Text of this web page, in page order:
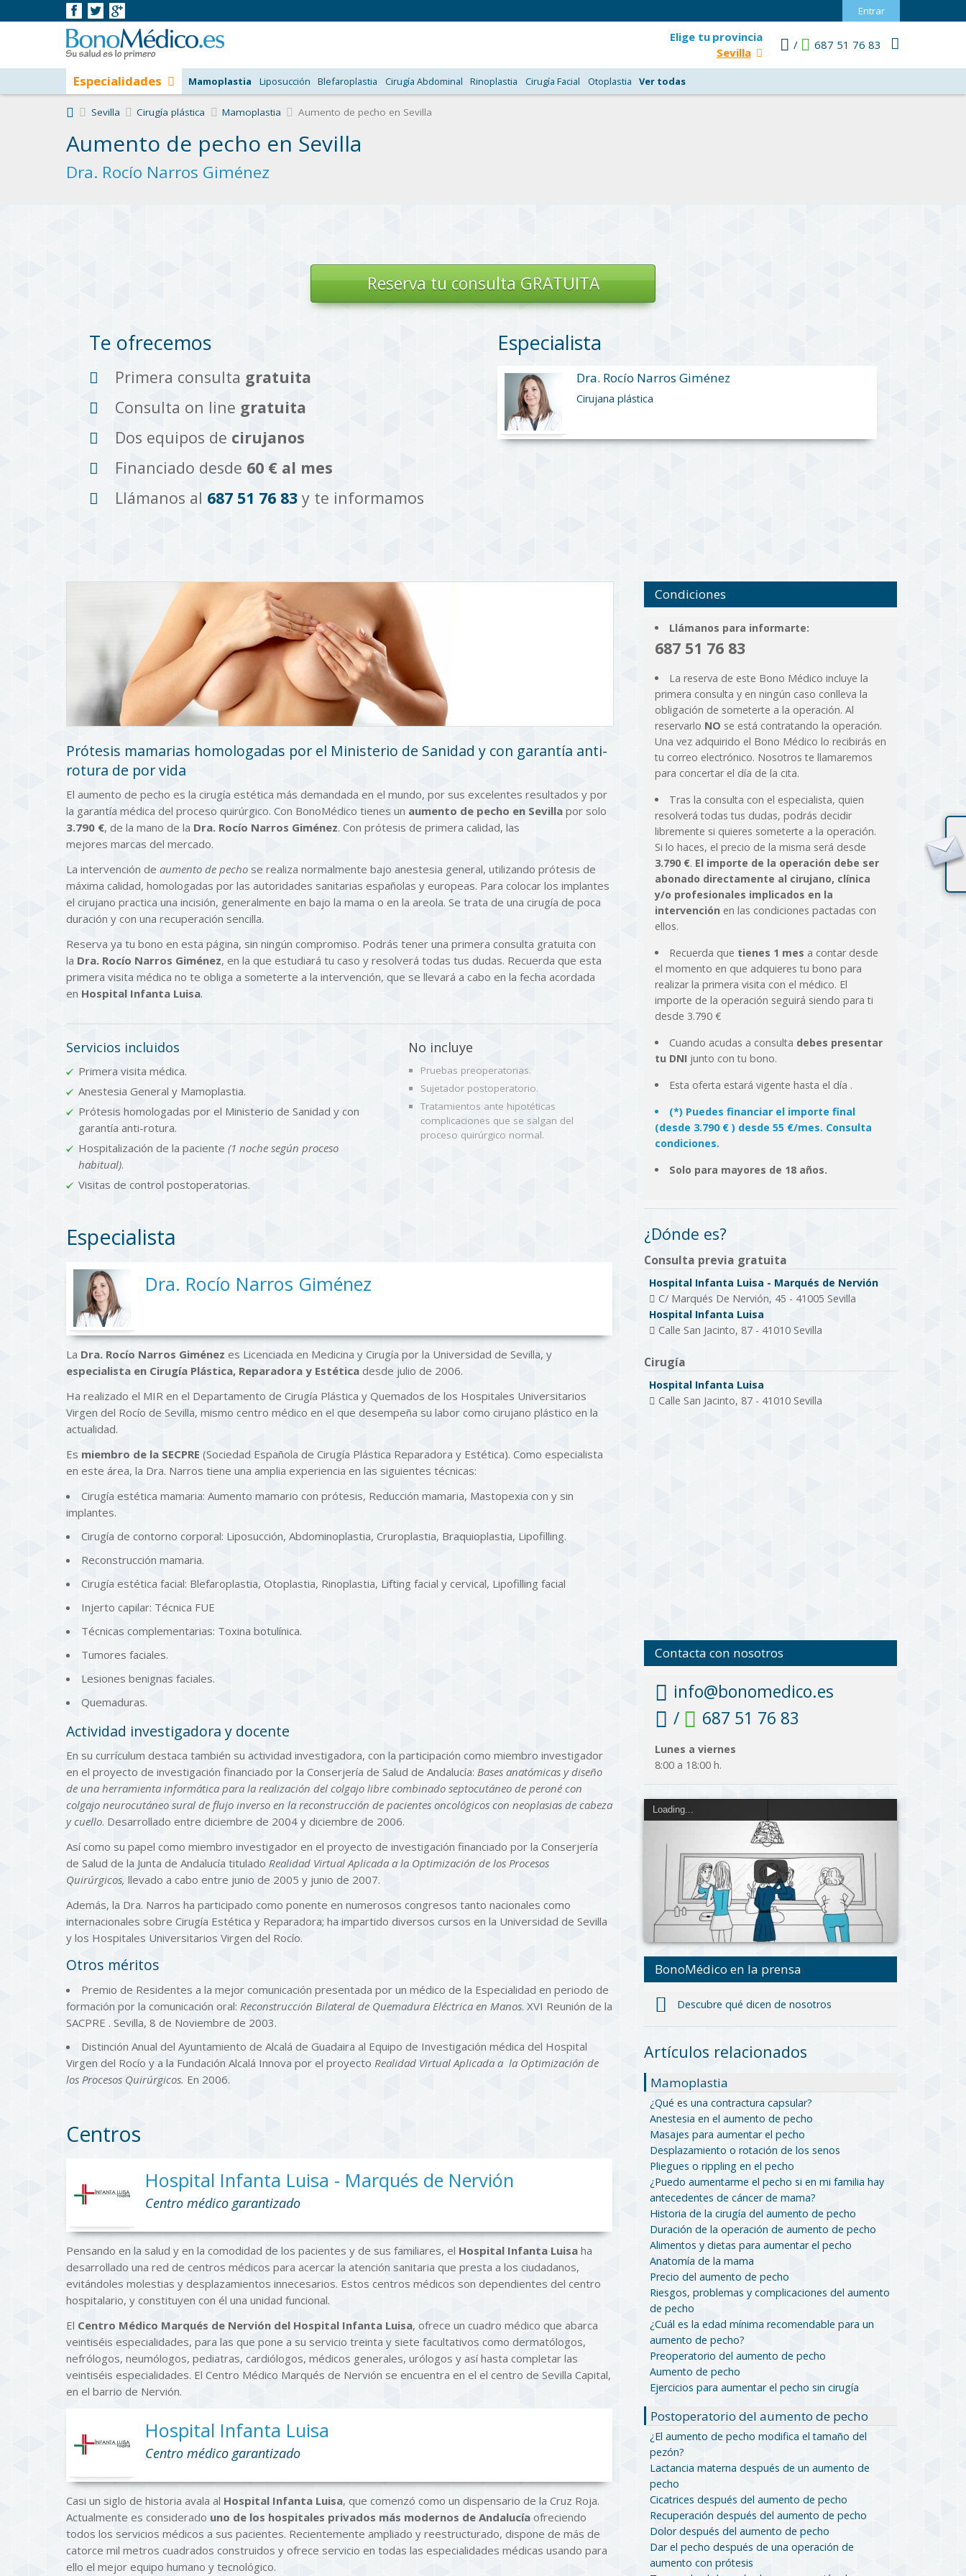
Entrar
Elige tu provincia
Sevilla
/ 687 51 76 83
Sevilla Cirugía plástica Mamoplastia Aumento de pecho en Sevilla
Aumento de pecho en Sevilla
Dra. Rocío Narros Giménez
Reserva tuconsulta GRATUITA
Te ofrecemos
Primera consulta gratuita
Consulta on line gratuita
Dos equipos de cirujanos
Financiado desde 60 € al mes
Llámanos al 687 51 76 83 y te informamos
Especialista
Dra. Rocío Narros Giménez
Cirujana plástica
Prótesis mamarias homologadas por el Ministerio de Sanidad y con garantía anti-
rotura de por vida
El aumento de pecho es la cirugía estética más demandada en el mundo, por sus excelentes resultados y por
la garantía médica del proceso quirúrgico. Con BonoMédico tienes un aumento de pecho en Sevilla por solo
3.790 €, de la mano de la Dra. Rocío Narros Giménez. Con prótesis de primera calidad, las
mejores marcas del mercado.
La intervención de aumento de pecho se realiza normalmente bajo anestesia general, utilizando prótesis de
máxima calidad, homologadas por las autoridades sanitarias españolas y europeas. Para colocar los implantes
el cirujano practica una incisión, generalmente en bajo la mama o en la areola. Se trata de una cirugía de poca
duración y con una recuperación sencilla.
Reserva ya tu bono en esta página, sin ningún compromiso. Podrás tener una primera consulta gratuita con
la Dra. Rocío Narros Giménez, en la que estudiará tu caso y resolverá todas tus dudas. Recuerda que esta
primera visita médica no te obliga a someterte a la intervención, que se llevará a cabo en la fecha acordada
en Hospital Infanta Luisa.
Servicios incluidos
Primera visita médica.
Anestesia General y Mamoplastia.
Prótesis homologadas por el Ministerio de Sanidad y con
garantía anti-rotura.
Hospitalización de la paciente (1 noche según proceso
habitual).
Visitas de control postoperatorias.
No incluye
Pruebas preoperatorias.
Sujetador postoperatorio.
Tratamientos ante hipotéticas
complicaciones que se salgan del
proceso quirúrgico normal.
Especialista
Dra. Rocío Narros Giménez
La Dra. Rocío Narros Giménez es Licenciada en Medicina y Cirugía por la Universidad de Sevilla, y
especialista en Cirugía Plástica, Reparadora y Estética desde julio de 2006.
Ha realizado el MIR en el Departamento de Cirugía Plástica y Quemados de los Hospitales Universitarios
Virgen del Rocío de Sevilla, mismo centro médico en el que desempeña su labor como cirujano plástico en la
actualidad.
Es miembro de la SECPRE (Sociedad Española de Cirugía Plástica Reparadora y Estética). Como especialista
en este área, la Dra. Narros tiene una amplia experiencia en las siguientes técnicas:
Cirugía estética mamaria: Aumento mamario con prótesis, Reducción mamaria, Mastopexia con y sin
implantes.
Cirugía de contorno corporal: Liposucción, Abdominoplastia, Cruroplastia, Braquioplastia, Lipofilling.
Reconstrucción mamaria.
Cirugía estética facial: Blefaroplastia, Otoplastia, Rinoplastia, Lifting facial y cervical, Lipofilling facial
Injerto capilar: Técnica FUE
Técnicas complementarias: Toxina botulínica.
Tumores faciales.
Lesiones benignas faciales.
Quemaduras.
Actividad investigadora y docente
En su currículum destaca también su actividad investigadora, con la participación como miembro investigador
en el proyecto de investigación financiado por la Conserjería de Salud de Andalucía: Bases anatómicas y diseño
de una herramienta informática para la realización del colgajo libre combinado septocutáneo de peroné con
colgajo neurocutáneo sural de flujo inverso en la reconstrucción de pacientes oncológicos con neoplasias de cabeza
y cuello. Desarrollado entre diciembre de 2004 y diciembre de 2006.
Así como su papel como miembro investigador en el proyecto de investigación financiado por la Conserjería
de Salud de la Junta de Andalucía titulado Realidad Virtual Aplicada a la Optimización de los Procesos
Quirúrgicos, llevado a cabo entre junio de 2005 y junio de 2007.
Además, la Dra. Narros ha participado como ponente en numerosos congresos tanto nacionales como
internacionales sobre Cirugía Estética y Reparadora; ha impartido diversos cursos en la Universidad de Sevilla
y los Hospitales Universitarios Virgen del Rocío.
Otros méritos
Premio de Residentes a la mejor comunicación presentada por un médico de la Especialidad en periodo de
formación por la comunicación oral: Reconstrucción Bilateral de Quemadura Eléctrica en Manos. XVI Reunión de la
SACPRE . Sevilla, 8 de Noviembre de 2003.
Distinción Anual del Ayuntamiento de Alcalá de Guadaira al Equipo de Investigación médica del Hospital
Virgen del Rocío y a la Fundación Alcalá Innova por el proyecto Realidad Virtual Aplicada a la Optimización de
los Procesos Quirúrgicos. En 2006.
Centros
Hospital Infanta Luisa - Marqués de Nervión
Centro médico garantizado
Pensando en la salud y en la comodidad de los pacientes y de sus familiares, el Hospital Infanta Luisa ha
desarrollado una red de centros médicos para acercar la atención sanitaria que presta a los ciudadanos,
evitándoles molestias y desplazamientos innecesarios. Estos centros médicos son dependientes del centro
hospitalario, y constituyen con él una unidad funcional.
El Centro Médico Marqués de Nervión del Hospital Infanta Luisa, ofrece un cuadro médico que abarca
veintiséis especialidades, para las que pone a su servicio treinta y siete facultativos como dermatólogos,
nefrólogos, neumólogos, pediatras, cardiólogos, médicos generales, urólogos y así hasta completar las
veintiséis especialidades. El Centro Médico Marqués de Nervión se encuentra en el el centro de Sevilla Capital,
en el barrio de Nervión.
Hospital Infanta Luisa
Centro médico garantizado
Casi un siglo de historia avala al Hospital Infanta Luisa, que comenzó como un dispensario de la Cruz Roja.
Actualmente es considerado uno de los hospitales privados más modernos de Andalucía ofreciendo
todos los servicios médicos a sus pacientes. Recientemente ampliado y reestructurado, dispone de más de
catorce mil metros cuadrados construidos y ofrece servicio en todas las especialidades médicas usando para
ello el mejor equipo humano y tecnológico.
Condiciones
Llámanos para informarte:
687 51 76 83
La reserva de este Bono Médico incluye la
primera consulta y en ningún caso conlleva la
obligación de someterte a la operación. Al
reservarlo NO se está contratando la operación.
Una vez adquirido el Bono Médico lo recibirás en
tu correo electrónico. Nosotros te llamaremos
para concertar el día de la cita.
Tras la consulta con el especialista, quien
resolverá todas tus dudas, podrás decidir
libremente si quieres someterte a la operación.
Si lo haces, el precio de la misma será desde
3.790 €. El importe de la operación debe ser
abonado directamente al cirujano, clínica
y/o profesionales implicados en la
intervención en las condiciones pactadas con
ellos.
Recuerda que tienes 1 mes a contar desde
el momento en que adquieres tu bono para
realizar la primera visita con el médico. El
importe de la operación seguirá siendo para ti
desde 3.790 €
Cuando acudas a consulta debes presentar
tu DNI junto con tu bono.
Esta oferta estará vigente hasta el día .
(*) Puedes financiar el importe final
(desde 3.790 € ) desde 55 €/mes. Consulta
condiciones.
Solo para mayores de 18 años.
¿Dónde es?
Consulta previa gratuita
Hospital Infanta Luisa - Marqués de Nervión
C/ Marqués De Nervión, 45 - 41005 Sevilla
Hospital Infanta Luisa
Calle San Jacinto, 87 - 41010 Sevilla
Cirugía
Hospital Infanta Luisa
Calle San Jacinto, 87 - 41010 Sevilla
Contacta con nosotros
info@bonomedico.es
/
687 51 76 83
Lunes a viernes
8:00 a 18:00 h.
Loading...
BonoMédico en la prensa
Descubre qué dicen de nosotros
Artículos relacionados
Mamoplastia
¿Qué es una contractura capsular?
Anestesia en el aumento de pecho
Masajes para aumentar el pecho
Desplazamiento o rotación de los senos
Pliegues o rippling en el pecho
¿Puedo aumentarme el pecho si en mi familia hay
antecedentes de cáncer de mama?
Historia de la cirugía del aumento de pecho
Duración de la operación de aumento de pecho
Alimentos y dietas para aumentar el pecho
Anatomía de la mama
Precio del aumento de pecho
Riesgos, problemas y complicaciones del aumento
de pecho
¿Cuál es la edad mínima recomendable para un
aumento de pecho?
Preoperatorio del aumento de pecho
Aumento de pecho
Ejercicios para aumentar el pecho sin cirugía
Postoperatorio del aumento de pecho
¿El aumento de pecho modifica el tamaño del
pezón?
Lactancia materna después de un aumento de
pecho
Cicatrices después del aumento de pecho
Recuperación después del aumento de pecho
Dolor después del aumento de pecho
Dar el pecho después de una operación de
aumento con prótesis
Especialidades Mamoplastia Liposucción Blefaroplastia Cirugía Abdominal Rinoplastia Cirugía Facial Otoplastia Ver todas